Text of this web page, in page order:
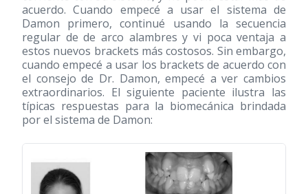
acuerdo. Cuando empecé a usar el sistema de
Damon primero, continué usando la secuencia
regular de de arco alambres y vi poca ventaja a
estos nuevos brackets más costosos. Sin embargo,
cuando empecé a usar los brackets de acuerdo con
el consejo de Dr. Damon, empecé a ver cambios
extraordinarios. El siguiente paciente ilustra las
típicas respuestas para la biomecánica brindada
por el sistema de Damon: